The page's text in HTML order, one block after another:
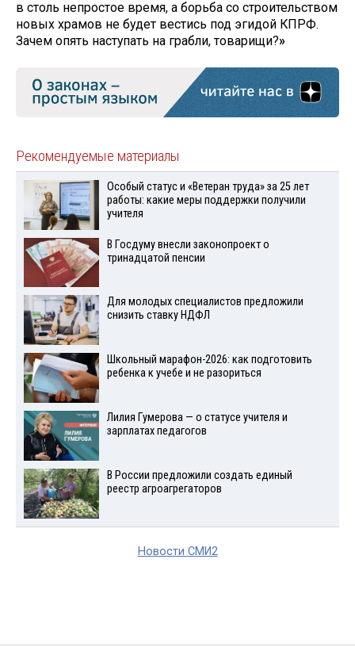
в столь непростое время, а борьба со строительством
новых храмов не будет вестись под эгидой КПРФ.
Зачем опять наступать на грабли, товарищи?»
Рекомендуемые материалы
Особый статус и «Ветеран труда» за 25 лет
работы: какие меры поддержки получили
учителя
В Госдуму внесли законопроект о
тринадцатой пенсии
Для молодых специалистов предложили
снизить ставку НДФЛ
Школьный марафон-2026: как подготовить
ребенка к учебе и не разориться
Лилия Гумерова — о статусе учителя и
зарплатах педагогов
В России предложили создать единый
реестр агроагрегаторов
Новости СМИ2